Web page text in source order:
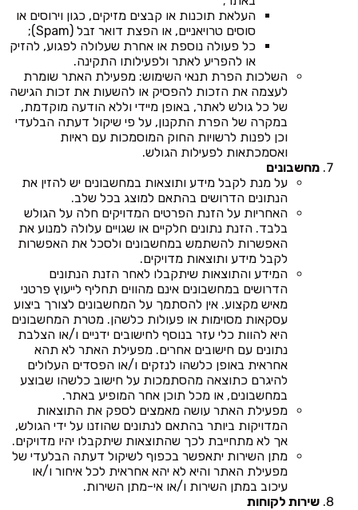
העלאת תוכנות או קבצים מזיקים, כגון וירוסים או
סוסים טרויאניים, או הפצת דואר זבל (Spam);
כל פעולה נוספת או אחרת שעלולה לפגוע, להזיק
או להפריע לאתר ולפעילותו התקינה.
השלכות הפרת תנאי השימוש: מפעילת האתר שומרת
לעצמה את הזכות להפסיק או להשעות את זכות הגישה
של כל גולש לאתר, באופן מיידי וללא הודעה מוקדמת,
במקרה של הפרת התקנון, על פי שיקול דעתה הבלעדי
וכן לפנות לרשויות החוק המוסמכות עם ראיות
ואסמכתאות לפעילות הגולש.
מחשבונים
על מנת לקבל מידע ותוצאות במחשבונים יש להזין את
הנתונים הדרושים בהתאם למוצג בכל שלב.
האחריות על הזנת הפרטים המדויקים חלה על הגולש
בלבד. הזנת נתונים חלקיים או שגויים עלולה למנוע את
האפשרות להשתמש במחשבונים ולסכל את האפשרות
לקבל מידע ותוצאות מדויקים.
המידע והתוצאות שיתקבלו לאחר הזנת הנתונים
הדרושים במחשבונים אינם מהווים תחליף לייעוץ פרטני
מאיש מקצוע. אין להסתמך על המחשבונים לצורך ביצוע
עסקאות מסוימות או פעולות כלשהן. מטרת המחשבונים
היא להוות כלי עזר בנוסף לחישובים ידניים ו/או הצלבת
נתונים עם חישובים אחרים. מפעילת האתר לא תהא
אחראית באופן כלשהו לנזקים ו/או הפסדים העלולים
להיגרם כתוצאה מהסתמכות על חישוב כלשהו שבוצע
במחשבונים, או מכל תוכן אחר המופיע באתר.
מפעילת האתר עושה מאמצים לספק את התוצאות
המדויקות ביותר בהתאם לנתונים שהוזנו על ידי הגולש,
אך לא מתחייבת לכך שהתוצאות שיתקבלו יהיו מדויקים.
מתן השירות יתאפשר בכפוף לשיקול דעתה הבלעדי של
מפעילת האתר והיא לא יהא אחראית לכל איחור ו/או
עיכוב במתן השירות ו/או אי-מתן השירות.
שירות לקוחות